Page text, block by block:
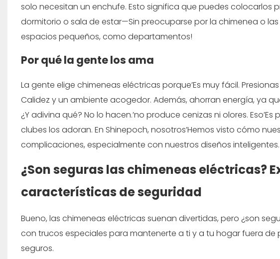
solo necesitan un enchufe. Esto significa que puedes
dormitorio o sala de estar—Sin preocuparse por la chimenea o las
espacios pequeños, como departamentos!
Por qué la gente los ama
La gente elige chimeneas eléctricas porque’Es muy fácil.
Calidez y un ambiente acogedor. Además, ahorran energía, ya
¿Y adivina qué? No lo hacen.’no produce cenizas ni olores.
clubes los adoran. En Shinepoch, nosotros’Hemos visto cómo
complicaciones, especialmente con nuestros diseños inteligentes.
¿Son seguras las chimeneas eléctricas?
características de seguridad
Bueno, las chimeneas eléctricas suenan divertidas, pero ¿son
con trucos especiales para mantenerte a ti y a tu hogar fuera de
seguros.